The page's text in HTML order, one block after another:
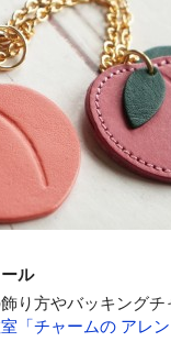
ル
り方やバッキング
「チャームの アレン